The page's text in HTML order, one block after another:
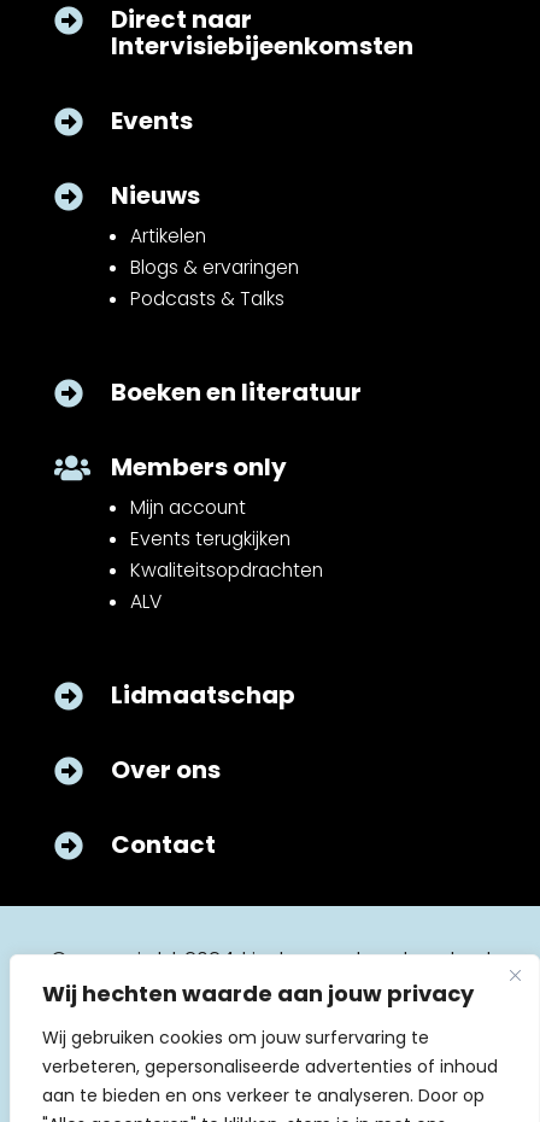
Wij hechten waarde aan jouw privacy
Wij gebruiken cookies om jouw surfervaring te
verbeteren, gepersonaliseerde advertenties of inhoud
aan te bieden en ons verkeer te analyseren. Door op
 Direct naar
Intervisiebijeenkomsten
 Events
 Nieuws
Artikelen
Blogs & ervaringen
Podcasts & Talks
 Boeken en literatuur
 Members only
Mijn account
Events terugkijken
Kwaliteitsopdrachten
ALV
 Lidmaatschap
 Over ons
 Contact
© copyright 2024 kinderverpleegkunde.nl